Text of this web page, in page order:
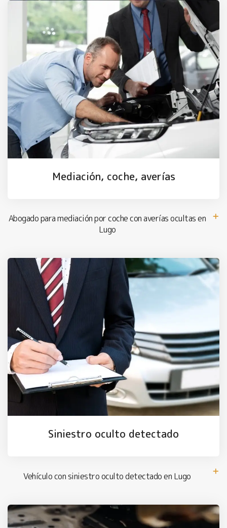
Mediación, coche, averías
Abogado para mediación por coche con averías ocultas en
Lugo
Siniestro oculto detectado
Vehículo con siniestro oculto detectado en Lugo